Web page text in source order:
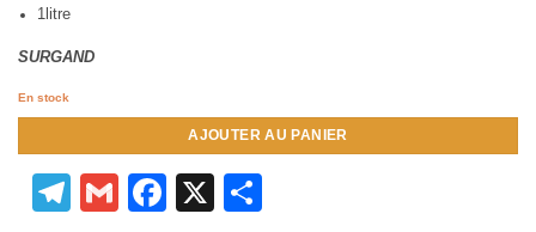
1litre
SURGAND
En stock
AJOUTER AU PANIER
Telegram
GmailFacebook
X